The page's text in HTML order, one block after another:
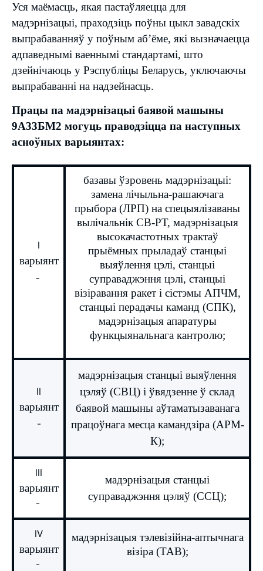
Уся маёмасць, якая пастаўляецца для
мадэрнізацыі, праходзіць поўны цыкл завадскіх
выпрабаванняў у поўным аб’ёме, які вызначаецца
адпаведнымі ваеннымі стандартамі, што
дзейнічаюць у Рэспубліцы Беларусь, уключаючы
выпрабаванні на надзейнасць.
Працы па мадэрнізацыі баявой машыны
9А33БМ2 могуць праводзіцца па наступных
асноўных варыянтах:
I
варыянт
-
базавы ўзровень мадэрнізацыі:
замена лічыльна-рашаючага
прыбора (ЛРП) на спецыялізаваны
вылічальнік СВ-РТ, мадэрнізацыя
высокачастотных трактаў
прыёмных прыладаў станцыі
выяўлення цэлі, станцыі
суправаджэння цэлі, станцыі
візіравання ракет і сістэмы АПЧМ,
станцыі перадачы каманд (СПК),
мадэрнізацыя апаратуры
функцыянальнага кантролю;
II
варыянт
-
мадэрнізацыя станцыі выяўлення
цэляў (СВЦ) і ўвядзенне ў склад
баявой машыны аўтаматызаванага
працоўнага месца камандзіра (АРМ-
К);
III
варыянт
-
мадэрнізацыя станцыі
суправаджэння цэляў (ССЦ);
IV
варыянт
-
мадэрнізацыя тэлевізійна-аптычнага
візіра (ТАВ);